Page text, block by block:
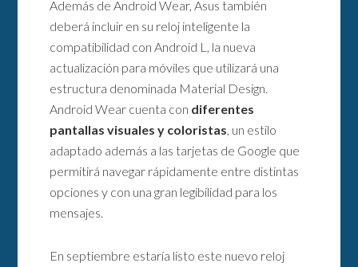
Además de Android Wear, Asus también
deberá incluir en su reloj inteligente la
compatibilidad con Android L, la nueva
actualización para móviles que utilizará una
estructura denominada Material Design.
Android Wear cuenta con diferentes
pantallas visuales y coloristas , un estilo
adaptado además a las tarjetas de Google que
permitirá navegar rápidamente entre distintas
opciones y con una gran legibilidad para los
mensajes.
En septiembre estaría listo este nuevo reloj